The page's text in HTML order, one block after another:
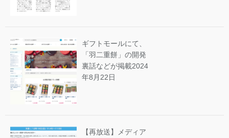
ギフトモールにて、
「羽二重餅」の開発
裏話などが掲載2024
年8月22日
【再放送】メディア